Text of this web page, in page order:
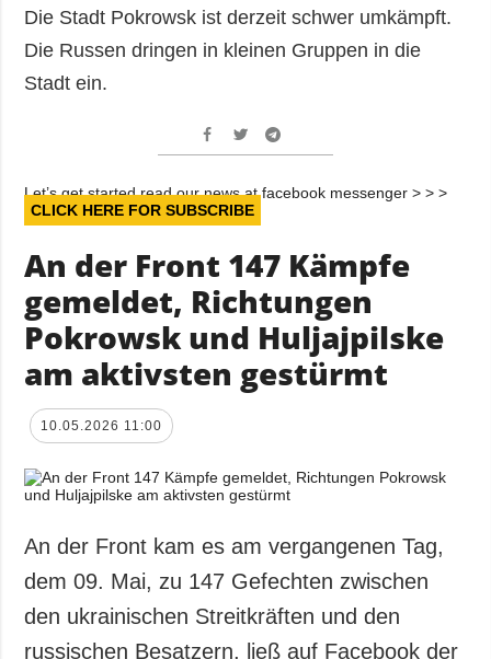
Die Stadt Pokrowsk ist derzeit schwer umkämpft.
Die Russen dringen in kleinen Gruppen in die
Stadt ein.
Let’s get started read our news at facebook messenger > > >
CLICK HERE FOR SUBSCRIBE
An der Front 147 Kämpfe
gemeldet, Richtungen
Pokrowsk und Huljajpilske
am aktivsten gestürmt
10.05.2026 11:00
An der Front kam es am vergangenen Tag,
dem 09. Mai, zu 147 Gefechten zwischen
den ukrainischen Streitkräften und den
russischen Besatzern, ließ auf Facebook der